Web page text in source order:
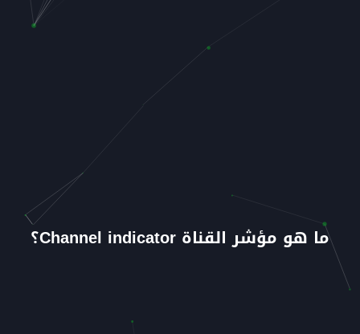
ما هو مؤشر القناة Channel indicator؟